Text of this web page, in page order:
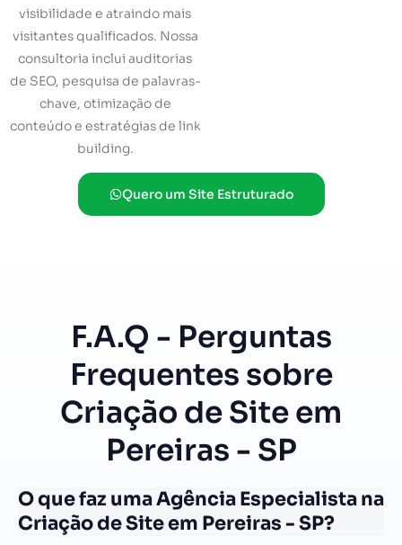
visibilidade e atraindo mais
visitantes qualificados. Nossa
consultoria inclui auditorias
de SEO, pesquisa de palavras-
chave, otimização de
conteúdo e estratégias de link
building.
Quero um Site Estruturado
F.A.Q - Perguntas
Frequentes sobre
Criação de Site em
Pereiras - SP
O que faz uma Agência Especialista na
Criação de Site em Pereiras - SP?